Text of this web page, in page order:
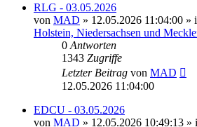
RLG - 03.05.2026
von MAD » 12.05.2026 11:04:00 »
Holstein, Niedersachsen und
0 Antworten
1343 Zugriffe
Letzter Beitrag von MAD
12.05.2026 11:04:00
EDCU - 03.05.2026
von MAD » 12.05.2026 10:49:13 »